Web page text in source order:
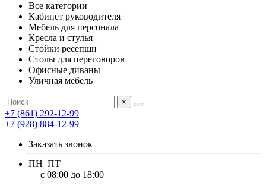
Все категории
Кабинет руководителя
Мебель для персонала
Кресла и стулья
Стойки ресепшн
Столы для переговоров
Офисные диваны
Уличная мебель
×
+7 (861) 292-12-99
+7 (928) 884-12-99
Заказать звонок
ПН–ПТ
с 08:00 до 18:00